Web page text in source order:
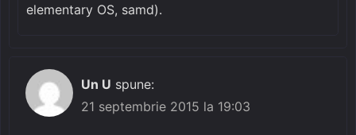
elementary OS, samd).
Un U spune:
21 septembrie 2015 la 19:03